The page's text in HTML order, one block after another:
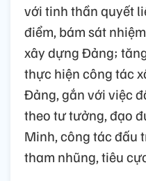
với tinh thần quyết
điểm, bám sát
xây dựng Đảng;
thực hiện công tác
Đảng, gắn với việc
theo tư tưởng, đạo
Minh, công tác đấu
tham nhũng, tiêu